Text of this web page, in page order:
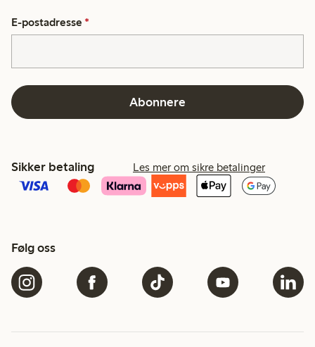
E-postadresse *
Abonnere
Sikker betaling Les mer om sikre betalinger
Følg oss